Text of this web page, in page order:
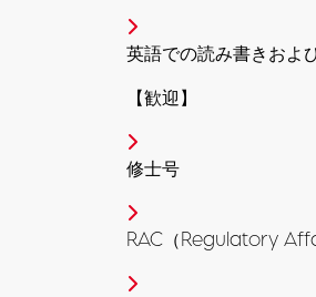
英語での読み書きおよ
【歓迎】
修士号
RAC（Regulatory